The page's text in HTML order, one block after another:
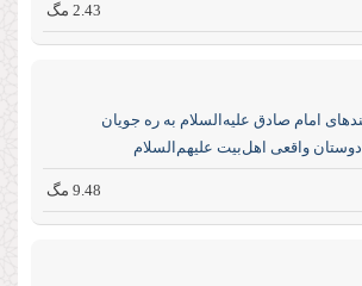
2.43 مگ
امام صادق علیه‌السلام به ره جویان
واقعی اهل‌بیت علیهم‌السلام
9.48 مگ